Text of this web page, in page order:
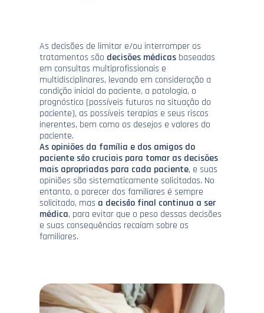
As decisões de limitar e/ou interromper os
tratamentos são decisões médicasbaseadas
em consultas multiprofissionais e
multidisciplinares, levando em consideração a
condição inicial do paciente, a patologia, o
prognóstico (possíveis futuros na situação do
paciente), as possíveis terapias e seus riscos
inerentes, bem como os desejos e valores do
paciente.
As opiniões da família e dos amigos do
paciente são cruciais para tomar as decisões
mais apropriadas para cada paciente, e suas
opiniões são sistematicamente solicitadas. No
entanto, o parecer dos familiares é sempre
solicitado, mas a decisão final continua a ser
médica, para evitar que o peso dessas decisões
e suas consequências recaíam sobre os
familiares.